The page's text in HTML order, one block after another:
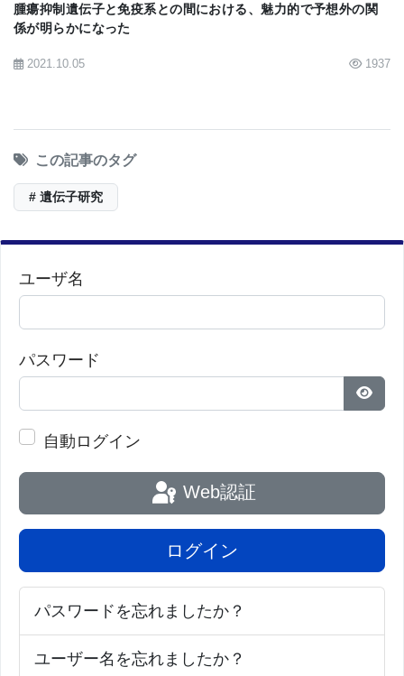
たバイオテクノロジー企業です。CRISPRのパイオ
Harrington）によって設立された同社の超小型シス
テムは、より特異性が高く、ヌクレアーゼ応用と、
を利用して、到達困難な組織でのin vivo遺伝子編集
構築しており、その革新的で独自の技術プラットフ
ォームの範囲を広げるために、主要な製薬会社やバ
イオテクノロジー企業と提携しています。Mammoth
された知的財産ポートフォリオと共に、患者の生活
を変革し、CRISPR技術の約束を果たすという同社
の使命を推進することを可能にしています。
News release] [bioRxiv preprint
腫瘍抑制遺伝子と免疫系との間における、魅力的で予想外の関
係が明らかになった
2021.10.05 1937
この記事のタグ
# 遺伝子研究
ユーザ名
パスワード
パス
自動ログイン
Web認証
ログイン
パスワードを忘れましたか？
ユーザー名を忘れましたか？